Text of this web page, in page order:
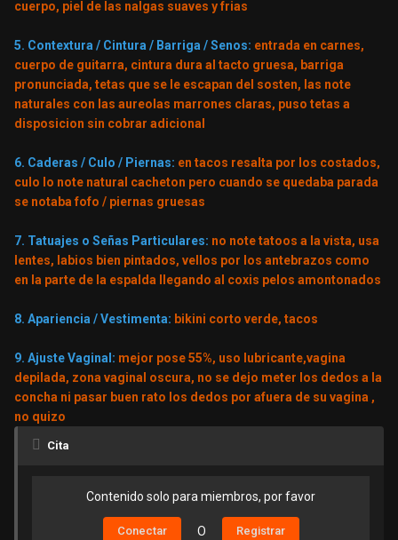
cuerpo, piel de las nalgas suaves y frias
5. Contextura / Cintura / Barriga / Senos: entrada en carnes,
cuerpo de guitarra, cintura dura al tacto gruesa, barriga
pronunciada, tetas que se le escapan del sosten, las note
naturales con las aureolas marrones claras, puso tetas a
disposicion sin cobrar adicional
6. Caderas / Culo / Piernas: en tacos resalta por los costados,
culo lo note natural cacheton pero cuando se quedaba parada
se notaba fofo / piernas gruesas
7. Tatuajes o Señas Particulares: no note tatoos a la vista, usa
lentes, labios bien pintados, vellos por los antebrazos como
en la parte de la espalda llegando al coxis pelos amontonados
8. Apariencia / Vestimenta: bikini corto verde, tacos
9. Ajuste Vaginal: mejor pose 55%, uso lubricante,vagina
depilada, zona vaginal oscura, no se dejo meter los dedos a la
concha ni pasar buen rato los dedos por afuera de su vagina ,
no quizo
Cita
Contenido solo para miembros, por favor
Conectar O Registrar